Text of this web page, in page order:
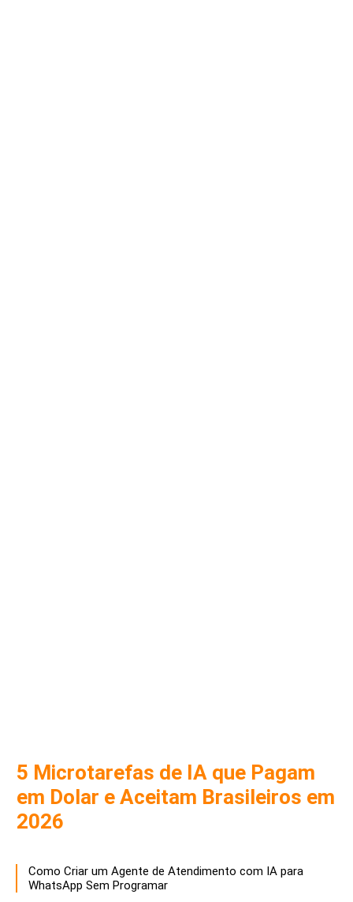
5 Microtarefas de IA que Pagam
em Dolar e Aceitam Brasileiros em
2026
Como Criar um Agente de Atendimento com IA para
WhatsApp Sem Programar